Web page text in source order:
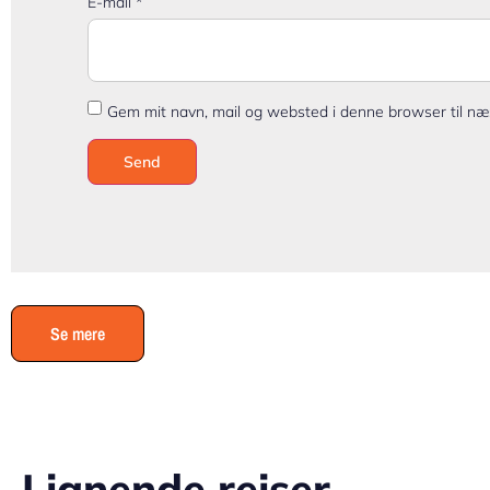
Gem mit navn, mail og websted i denne browser til
Se mere